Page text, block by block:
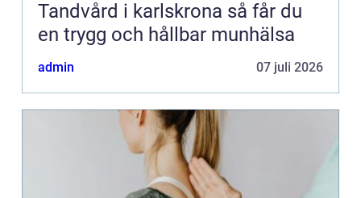
Tandvård i karlskrona så får du
en trygg och hållbar munhälsa
admin 07 juli 2026